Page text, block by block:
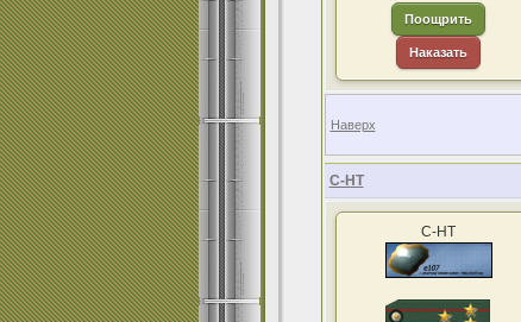
Поощрить
Наказать
Наверх
С-НТ
С-НТ